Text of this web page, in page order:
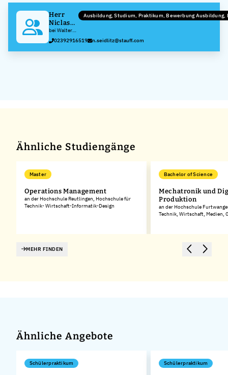
Herr
Niclas
von
Seidlitz
bei Walter
Stauffenberg
GmbH & Co.
KG
Ausbildung, Studium, Praktikum, Bewerbung Ausbildung,
02392916519 n.seidlitz@stauff.com
Ähnliche Studiengänge
Master
Operations Management
an der Hochschule Reutlingen, Hochschule für
Technik- Wirtschaft-Informatik-Design
Bachelor of Science
Mechatronik und
Produktion
an der Hochschule
Technik, Wirtschaft, Medien,
MEHR FINDEN
Ähnliche Angebote
Schülerpraktikum Schülerpraktikum